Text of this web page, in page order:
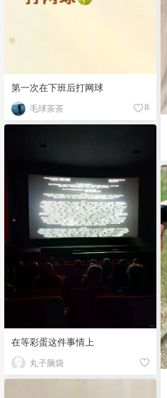
第一次在下班后打网球
毛球茶茶 8
在等彩蛋这件事情上
丸子脑袋